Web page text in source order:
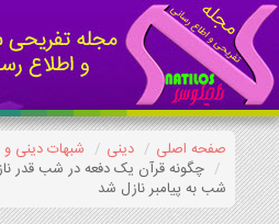
صفحه اصلی دینی
شبهات دینی
چگونه قرآن یک دفعه در شب قدر
شب به پیامبر نازل شد